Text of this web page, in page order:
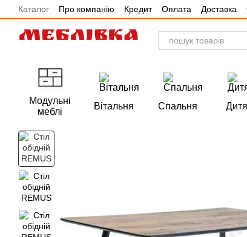
Перейти до основного контенту
Каталог Про компанію Кредит Оплата Доставка
Акції
Модульні
меблі
Вітальня Спальня